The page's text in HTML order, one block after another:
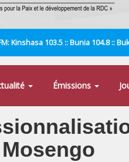
Kinshasa 103.5 :: Bunia 104.8 ::
Émissions